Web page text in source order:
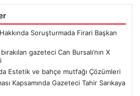
Soruşturmada Firari Başkan
gazeteci Can Bursalı’nın X
Estetik ve bahçe mutfağı Çözümleri
Kapsamında Gazeteci Tahir Sarıkaya